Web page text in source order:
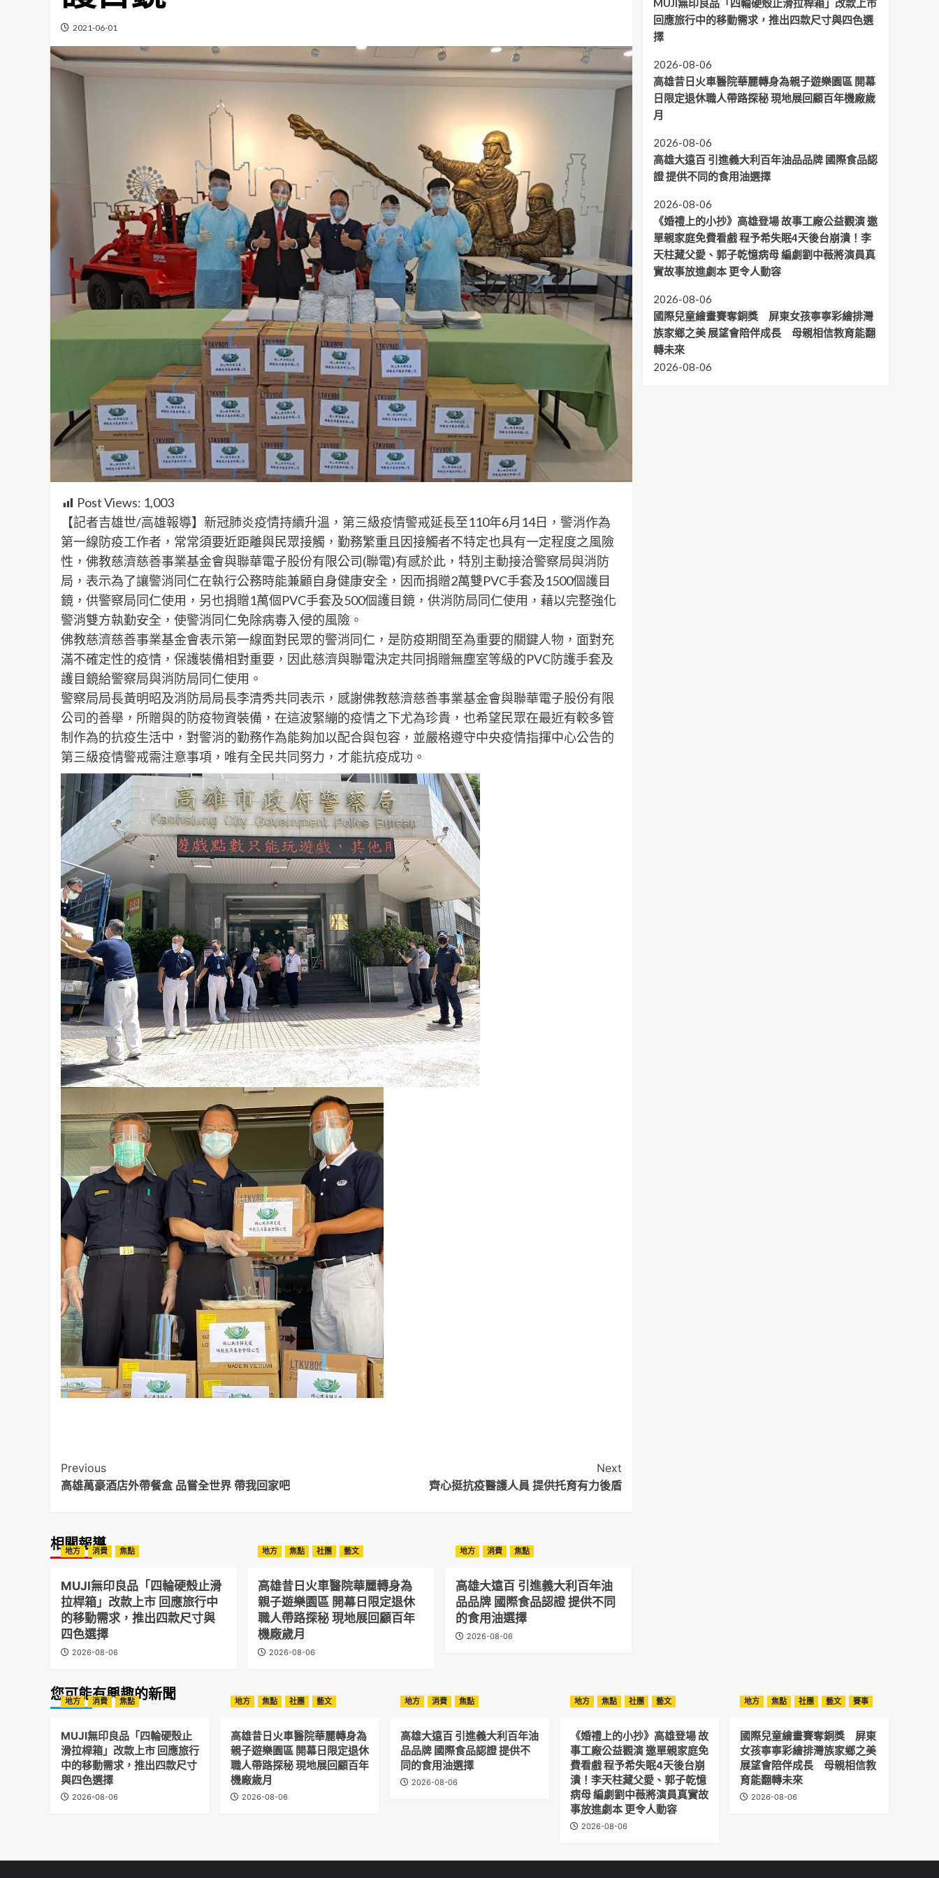
2021-06-01
Post Views: 1,003
【記者吉雄世/高雄報導】新冠肺炎疫情持續升溫，第三級疫情警戒延長至110年6月14日，警消作為
第一線防疫工作者，常常須要近距離與民眾接觸，勤務繁重且因接觸者不特定也具有一定程度之風險
性，佛教慈濟慈善事業基金會與聯華電子股份有限公司(聯電)有感於此，特別主動接洽警察局與消防
局，表示為了讓警消同仁在執行公務時能兼顧自身健康安全，因而捐贈2萬雙PVC手套及1500個護目
鏡，供警察局同仁使用，另也捐贈1萬個PVC手套及500個護目鏡，供消防局同仁使用，藉以完整強化
警消雙方執勤安全，使警消同仁免除病毒入侵的風險。
佛教慈濟慈善事業基金會表示第一線面對民眾的警消同仁，是防疫期間至為重要的關鍵人物，面對充
滿不確定性的疫情，保護裝備相對重要，因此慈濟與聯電決定共同捐贈無塵室等級的PVC防護手套及
護目鏡給警察局與消防局同仁使用。
警察局局長黃明昭及消防局局長李清秀共同表示，感謝佛教慈濟慈善事業基金會與聯華電子股份有限
公司的善舉，所贈與的防疫物資裝備，在這波緊繃的疫情之下尤為珍貴，也希望民眾在最近有較多管
制作為的抗疫生活中，對警消的勤務作為能夠加以配合與包容，並嚴格遵守中央疫情指揮中心公告的
第三級疫情警戒需注意事項，唯有全民共同努力，才能抗疫成功。
Post
Navigation
Previous
高雄萬豪酒店外帶餐盒 品嘗全世界 帶我回家吧
Next
齊心挺抗疫醫護人員 提供托育有力後盾
相關報導
地方 消費 焦點
MUJI無印良品「四輪硬殼止滑
拉桿箱」改款上市 回應旅行中
的移動需求，推出四款尺寸與
四色選擇
2026-08-06
地方 焦點 社團 藝文
高雄昔日火車醫院華麗轉身為
親子遊樂園區 開幕日限定退休
職人帶路探秘 現地展回顧百年
機廠歲月
2026-08-06
地方 消費 焦點
高雄大遠百 引進義大利百年油
品品牌 國際食品認證 提供不同
的食用油選擇
2026-08-06
MUJI無印良品「四輪硬殼止滑拉桿箱」改款上市
回應旅行中的移動需求，推出四款尺寸與四色選
擇
2026-08-06
高雄昔日火車醫院華麗轉身為親子遊樂園區 開幕
日限定退休職人帶路探秘 現地展回顧百年機廠歲
月
2026-08-06
高雄大遠百 引進義大利百年油品品牌 國際食品認
證 提供不同的食用油選擇
2026-08-06
《婚禮上的小抄》高雄登場 故事工廠公益觀演 邀
單親家庭免費看戲 程予希失眠4天後台崩潰！李
天柱藏父愛、郭子乾憶病母 編劇劉中薇將演員真
實故事放進劇本 更令人動容
2026-08-06
國際兒童繪畫賽奪銅獎 屏東女孩寧寧彩繪排灣
族家鄉之美 展望會陪伴成長 母親相信教育能翻
轉未來
2026-08-06
您可能有興趣的新聞
地方 消費 焦點
MUJI無印良品「四輪硬殼止
滑拉桿箱」改款上市 回應旅行
中的移動需求，推出四款尺寸
與四色選擇
2026-08-06
地方 焦點 社團 藝文
高雄昔日火車醫院華麗轉身為
親子遊樂園區 開幕日限定退休
職人帶路探秘 現地展回顧百年
機廠歲月
2026-08-06
地方 消費 焦點
高雄大遠百 引進義大利百年油
品品牌 國際食品認證 提供不
同的食用油選擇
2026-08-06
地方 焦點 社團 藝文
《婚禮上的小抄》高雄登場 故
事工廠公益觀演 邀單親家庭免
費看戲 程予希失眠4天後台崩
潰！李天柱藏父愛、郭子乾憶
病母 編劇劉中薇將演員真實故
事放進劇本 更令人動容
2026-08-06
地方 焦點 社團 藝文 賽事
國際兒童繪畫賽奪銅獎 屏東
女孩寧寧彩繪排灣族家鄉之美
展望會陪伴成長 母親相信教
育能翻轉未來
2026-08-06